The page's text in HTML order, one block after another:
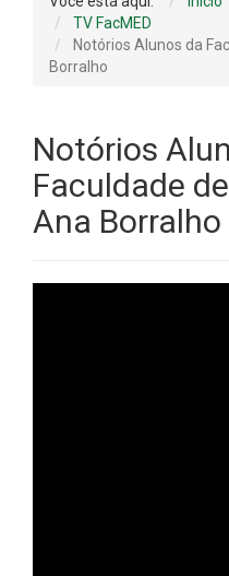
TV FacMED
Notórios Alunos da
Borralho
Notórios
Faculdade
Ana Borralho